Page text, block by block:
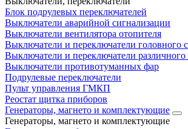
Блок подрулевых переключателей
Выключатели аварийной сигнализации
Выключатели вентилятора отопителя
Выключатели и переключатели головного
Выключатели и переключатели различного
Выключатели противотуманных фар
Подрулевые переключатели
Пульт управления ГМКП
Реостат щитка приборов
Генераторы, магнето и комплектующие
Генераторы, магнето и комплектующие